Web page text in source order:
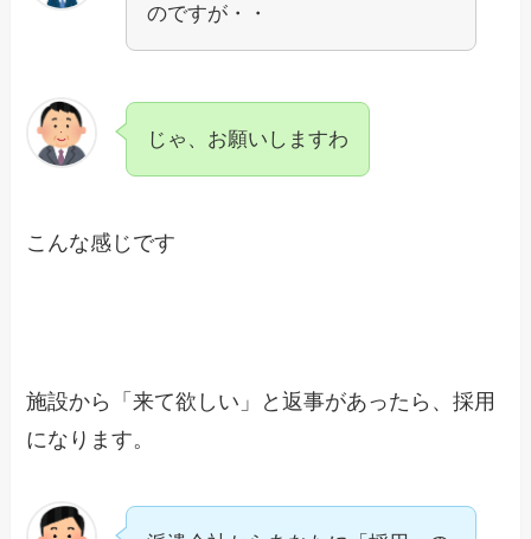
のですが・・
じゃ、お願いしますわ
こんな感じです
施設から「来て欲しい」と返事があったら、採用
になります。